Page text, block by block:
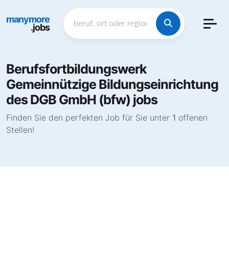
manymore
.jobs
Berufsfortbildungswerk
Gemeinnützige Bildungseinrichtung
des DGB GmbH (bfw) jobs
Finden Sie den perfekten Job für Sie unter 1 offenen
Stellen!